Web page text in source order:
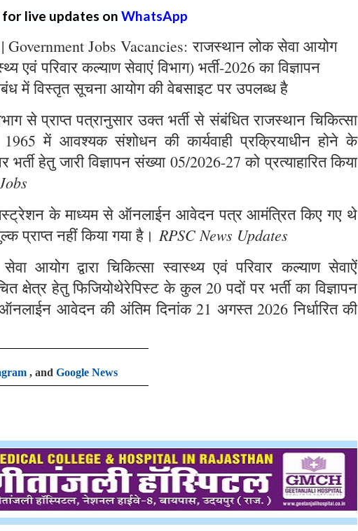
for live updates on WhatsApp
Jobs Vacancies: राजस्थान लोक सेवा आयोग
एवं परिवार कल्याण सेवाएं विभाग) भर्ती-2026 का विज्ञापन
में विस्तृत सूचना आयोग की वेबसाइट पर उपलब्ध है
से प्राप्त पत्रानुसार उक्त भर्ती से संबंधित राजस्थान चिकित्सा
में आवश्यक संशोधन की कार्यवाही प्रक्रियाधीन होने के
हेतु जारी विज्ञापन संख्या 05/2026-27 को प्रत्याहारित किया
के माध्यम से ऑनलाईन आवेदन पत्र आमंत्रित किए गए थे
प्राप्त नहीं किया गया है। RPSC News Updates
आयोग द्वारा चिकित्सा स्वास्थ्य एवं परिवार कल्याण सेवाऐं
हेतु फिजियोथेरेपिस्ट के कुल 20 पदों पर भर्ती का विज्ञापन
आवेदन की अंतिम दिनांक 21 अगस्त 2026 निर्धारित की
, and Google News